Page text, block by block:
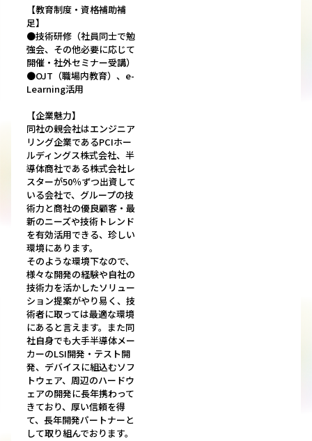
【教育制度・資格補助補
足】
●技術研修（社員同士で勉
強会、その他必要に応じて
開催・社外セミナー受講）
●OJT（職場内教育）、e-
Learning活用
【企業魅力】
同社の親会社はエンジニア
リング企業であるPCIホー
ルディングス株式会社、半
導体商社である株式会社レ
スターが50％ずつ出資して
いる会社で、グループの技
術力と商社の優良顧客・最
新のニーズや技術トレンド
を有効活用できる、珍しい
環境にあります。
そのような環境下なので、
様々な開発の経験や自社の
技術力を活かしたソリュー
ション提案がやり易く、技
術者に取っては最適な環境
にあると言えます。また同
社自身でも大手半導体メー
カーのLSI開発・テスト開
発、デバイスに組込むソフ
トウェア、周辺のハードウ
ェアの開発に長年携わって
きており、厚い信頼を得
て、長年開発パートナーと
して取り組んでおります。